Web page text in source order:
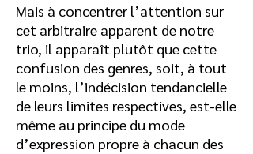
Mais à concentrer l’attention sur
cet arbitraire apparent de notre
trio, il apparaît plutôt que cette
confusion des genres, soit, à tout
le moins, l’indécision tendancielle
de leurs limites respectives, est-elle
même au principe du mode
d’expression propre à chacun des